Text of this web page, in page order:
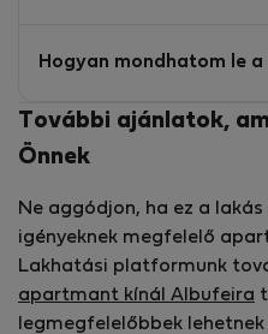
Hogyan mondhatom le
További ajánlatok,
Önnek
Ne aggódjon, ha ez a
igényeknek megfelelő
Lakhatási platformunk
apartmant kínál Albufeira
legmegfelelőbbek